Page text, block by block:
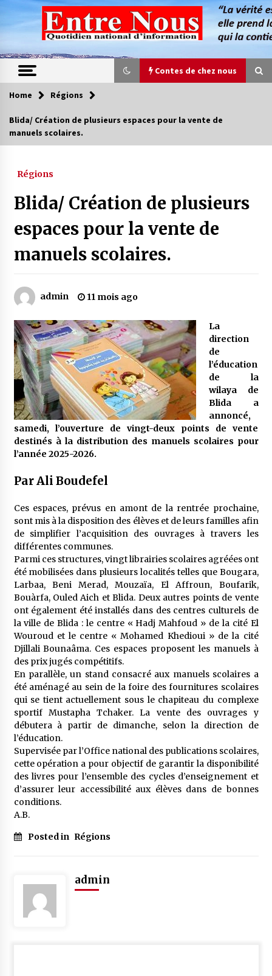
content
Contes de chez nous
Contes de chez nous
Magie de sorcier
4 ans ago
Oum el Gaïla / L’ogresse du M’zab
4 ans ago
4 ans ago
Quand on va vite
5 ans ago
« Père, tiens-moi, je vais tomber ! »
5 ans ago
5 ans ago
Le monstrueux vieillard (Un récit du Sud
algérien)
5 ans ago
Rencontre nocturne dans le désert (Un conte
touareg)
5 ans ago
Un conte targui/ Quand la tête est vide
5 ans ago
Tradition orale/ D’où viennent les contes et à
5 ans ago
Home Régions
Blida/ Création de plusieurs espaces pour la vente de
manuels scolaires.
Régions
Blida/ Création de plusieurs
espaces pour la vente de
manuels scolaires.
admin 11 mois ago
La
direction
de
l’éducation
de la
wilaya de
Blida a
annoncé,
samedi, l’ouverture de vingt-deux points de vente
destinés à la distribution des manuels scolaires pour
l’année 2025-2026.
Par Ali Boudefel
Ces espaces, prévus en amont de la rentrée prochaine,
sont mis à la disposition des élèves et de leurs familles afin
de simplifier l’acquisition des ouvrages à travers les
différentes communes.
Parmi ces structures, vingt librairies scolaires agréées ont
été mobilisées dans plusieurs localités telles que Bougara,
Larbaa, Beni Merad, Mouzaïa, El Affroun, Boufarik,
Bouàrfa, Ouled Aich et Blida. Deux autres points de vente
ont également été installés dans des centres culturels de
la ville de Blida : le centre « Hadj Mahfoud » de la cité El
Wouroud et le centre « Mohamed Khedioui » de la cité
Djillali Bounaâma. Ces espaces proposent les manuels à
des prix jugés compétitifs.
En parallèle, un stand consacré aux manuels scolaires a
été aménagé au sein de la foire des fournitures scolaires
qui se tient actuellement sous le chapiteau du complexe
sportif Mustapha Tchaker. La vente des ouvrages y
débutera à partir de dimanche, selon la direction de
l’éducation.
Supervisée par l’Office national des publications scolaires,
cette opération a pour objectif de garantir la disponibilité
des livres pour l’ensemble des cycles d’enseignement et
d’assurer leur accessibilité aux élèves dans de bonnes
conditions.
A.B.
Posted in Régions
admin